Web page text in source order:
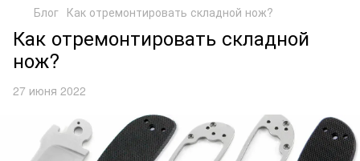
Блог Как отремонтировать складной нож?
Как отремонтировать складной
нож?
27 июня 2022